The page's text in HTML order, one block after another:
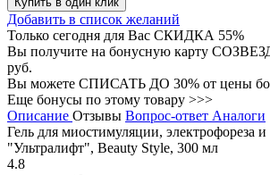
Добавить в список желаний
Только сегодня для Вас СКИДКА 55%
Вы получите на бонусную карту
руб.
Вы можете СПИСАТЬ ДО 30% от цены
Еще бонусы по этому товару >>>
Описание Отзывы Вопрос-ответ Аналоги
Гель для миостимуляции, электрофореза
"Ультралифт", Beauty Style, 300 мл
4.8